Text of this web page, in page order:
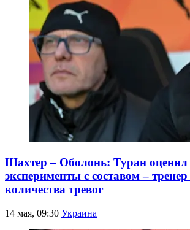
Шахтер – Оболонь: Туран оценил
эксперименты с составом –
количества тревог
14 мая, 09:30 Украина